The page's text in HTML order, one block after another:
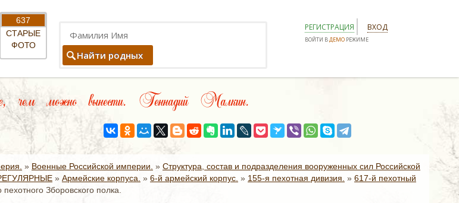
637
СТАРЫЕ
ФОТО
Найти родных
РЕГИСТРАЦИЯ ВХОД
ВОЙТИ ВДЕМО РЕЖИМЕ
чем можно вынести. Геннадий Малкин.
» Военные Российской империи. » Структура, состав и подразделения вооруженных сил Российской
» Армейские корпуса. » 6-й армейский корпус. » 155-я пехотная дивизия. » 617-й пехотный
Зборовского полка.